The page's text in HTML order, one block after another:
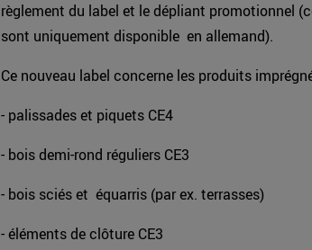
règlement du label et le dépliant promotionnel
sont uniquement disponible en allemand).
Ce nouveau label concerne les produits
- palissades et piquets CE4
- bois demi-rond réguliers CE3
- bois sciés et équarris (par ex. terrasses)
- éléments de clôture CE3